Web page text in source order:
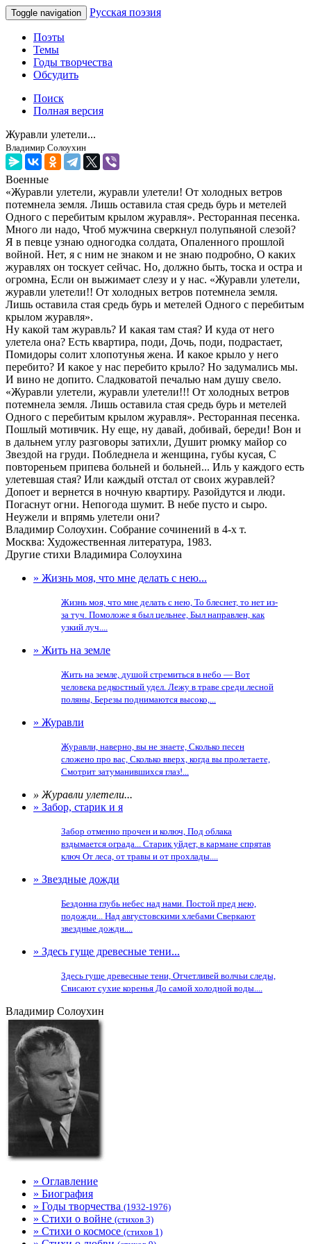
Toggle navigation Русская поэзия
Поэты
Темы
Годы творчества
Обсудить
Поиск
Полная версия
Журавли улетели...
Владимир Солоухин
Военные
«Журавли улетели, журавли улетели! От холодных ветров
потемнела земля. Лишь оставила стая средь бурь и метелей
Одного с перебитым крылом журавля». Ресторанная песенка.
Много ли надо, Чтоб мужчина сверкнул полупьяной слезой?
Я в певце узнаю одногодка солдата, Опаленного прошлой
войной. Нет, я с ним не знаком и не знаю подробно, О каких
журавлях он тоскует сейчас. Но, должно быть, тоска и остра и
огромна, Если он выжимает слезу и у нас. «Журавли улетели,
журавли улетели!! От холодных ветров потемнела земля.
Лишь оставила стая средь бурь и метелей Одного с перебитым
крылом журавля».
Ну какой там журавль? И какая там стая? И куда от него
улетела она? Есть квартира, поди, Дочь, поди, подрастает,
Помидоры солит хлопотунья жена. И какое крыло у него
перебито? И какое у нас перебито крыло? Но задумались мы.
И вино не допито. Сладковатой печалью нам душу свело.
«Журавли улетели, журавли улетели!!! От холодных ветров
потемнела земля. Лишь оставила стая средь бурь и метелей
Одного с перебитым крылом журавля». Ресторанная песенка.
Пошлый мотивчик. Ну еще, ну давай, добивай, береди! Вон и
в дальнем углу разговоры затихли, Душит рюмку майор со
Звездой на груди. Побледнела и женщина, губы кусая, С
повтореньем припева больней и больней... Иль у каждого есть
улетевшая стая? Или каждый отстал от своих журавлей?
Допоет и вернется в ночную квартиру. Разойдутся и люди.
Погаснут огни. Непогода шумит. В небе пусто и сыро.
Неужели и впрямь улетели они?
Владимир Солоухин. Собрание сочинений в 4-х т.
Москва: Художественная литература, 1983.
Другие стихи Владимира Солоухина
» Жизнь моя, что мне делать с нею...
Жизнь моя, что мне делать с нею, То блеснет, то нет из-
за туч. Помоложе я был цельнее, Был направлен, как
узкий луч....
» Жить на земле
Жить на земле, душой стремиться в небо — Вот
человека редкостный удел. Лежу в траве среди лесной
поляны, Березы поднимаются высоко,...
» Журавли
Журавли, наверно, вы не знаете, Сколько песен
сложено про вас, Сколько вверх, когда вы пролетаете,
Смотрит затуманившихся глаз!...
» Журавли улетели...
» Забор, старик и я
Забор отменно прочен и колюч, Под облака
вздымается ограда... Старик уйдет, в кармане спрятав
ключ От леса, от травы и от прохлады....
» Звездные дожди
Бездонна глубь небес над нами. Постой пред нею,
подожди... Над августовскими хлебами Сверкают
звездные дожди....
» Здесь гуще древесные тени...
Здесь гуще древесные тени, Отчетливей волчьи следы,
Свисают сухие коренья До самой холодной воды....
Владимир Солоухин
» Оглавление
» Биография
» Годы творчества (1932-1976)
» Стихи о войне (стихов 3)
» Стихи о космосе (стихов 1)